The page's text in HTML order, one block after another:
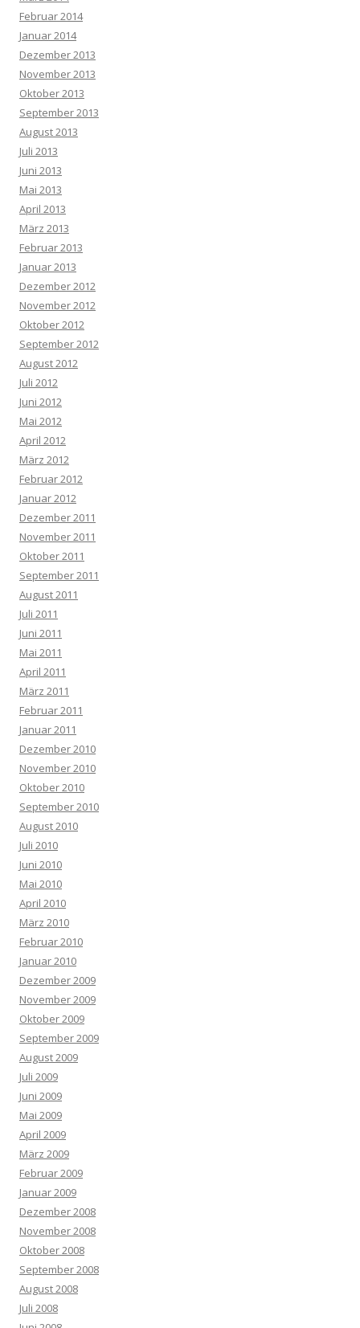
Februar 2014
Januar 2014
Dezember 2013
November 2013
Oktober 2013
September 2013
August 2013
Juli 2013
Juni 2013
Mai 2013
April 2013
März 2013
Februar 2013
Januar 2013
Dezember 2012
November 2012
Oktober 2012
September 2012
August 2012
Juli 2012
Juni 2012
Mai 2012
April 2012
März 2012
Februar 2012
Januar 2012
Dezember 2011
November 2011
Oktober 2011
September 2011
August 2011
Juli 2011
Juni 2011
Mai 2011
April 2011
März 2011
Februar 2011
Januar 2011
Dezember 2010
November 2010
Oktober 2010
September 2010
August 2010
Juli 2010
Juni 2010
Mai 2010
April 2010
März 2010
Februar 2010
Januar 2010
Dezember 2009
November 2009
Oktober 2009
September 2009
August 2009
Juli 2009
Juni 2009
Mai 2009
April 2009
März 2009
Februar 2009
Januar 2009
Dezember 2008
November 2008
Oktober 2008
September 2008
August 2008
Juli 2008